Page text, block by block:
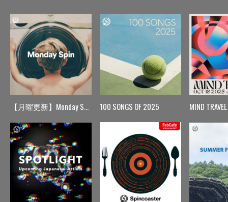
【月曜更新】Monday Spin 100 SONGS OF 2025 MIND TRAVEL